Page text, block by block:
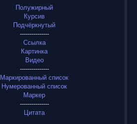
Полужирный
Курсив
Подчёркнутый
---------------
Ссылка
Картинка
Видео
---------------
Маркированный список
Нумерованный список
Маркер
---------------
Цитата